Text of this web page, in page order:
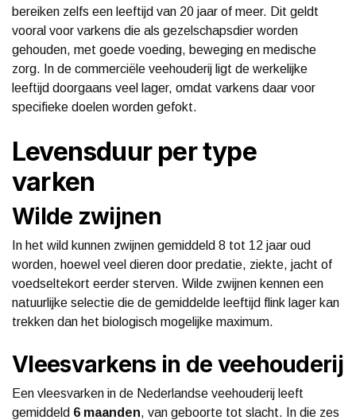
bereiken zelfs een leeftijd van 20 jaar of meer. Dit geldt
vooral voor varkens die als gezelschapsdier worden
gehouden, met goede voeding, beweging en medische
zorg. In de commerciële veehouderij ligt de werkelijke
leeftijd doorgaans veel lager, omdat varkens daar voor
specifieke doelen worden gefokt.
Levensduur per type
varken
Wilde zwijnen
In het wild kunnen zwijnen gemiddeld 8 tot 12 jaar oud
worden, hoewel veel dieren door predatie, ziekte, jacht of
voedseltekort eerder sterven. Wilde zwijnen kennen een
natuurlijke selectie die de gemiddelde leeftijd flink lager kan
trekken dan het biologisch mogelijke maximum.
Vleesvarkens in de veehouderij
Een vleesvarken in de Nederlandse veehouderij leeft
gemiddeld 6 maanden, van geboorte tot slacht. In die zes